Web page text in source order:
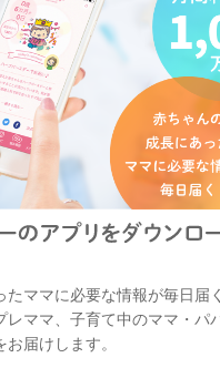
ママに必要な情報が毎日届
レママ、子育て中のママ・パ
届けします。